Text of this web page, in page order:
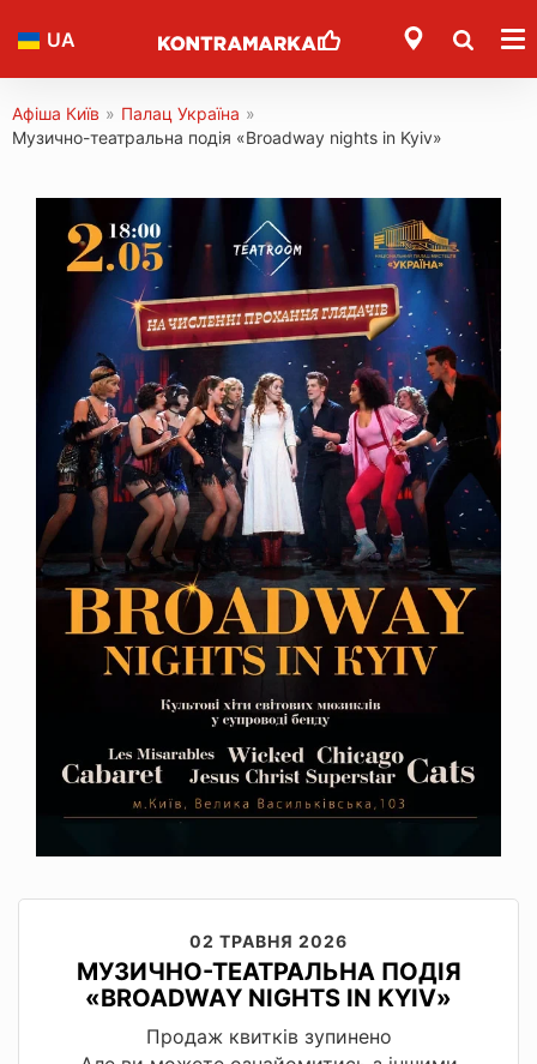
UA
Афіша Київ » Палац Україна »
Музично-театральна подія «Broadway nights in Kyiv»
02 ТРАВНЯ 2026
МУЗИЧНО-ТЕАТРАЛЬНА ПОДІЯ
«BROADWAY NIGHTS IN KYIV»
Продаж квитків зупинено